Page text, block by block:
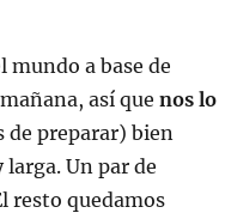
mundo a base de
así que nos lo
de preparar) bien
larga. Un par de
resto quedamos